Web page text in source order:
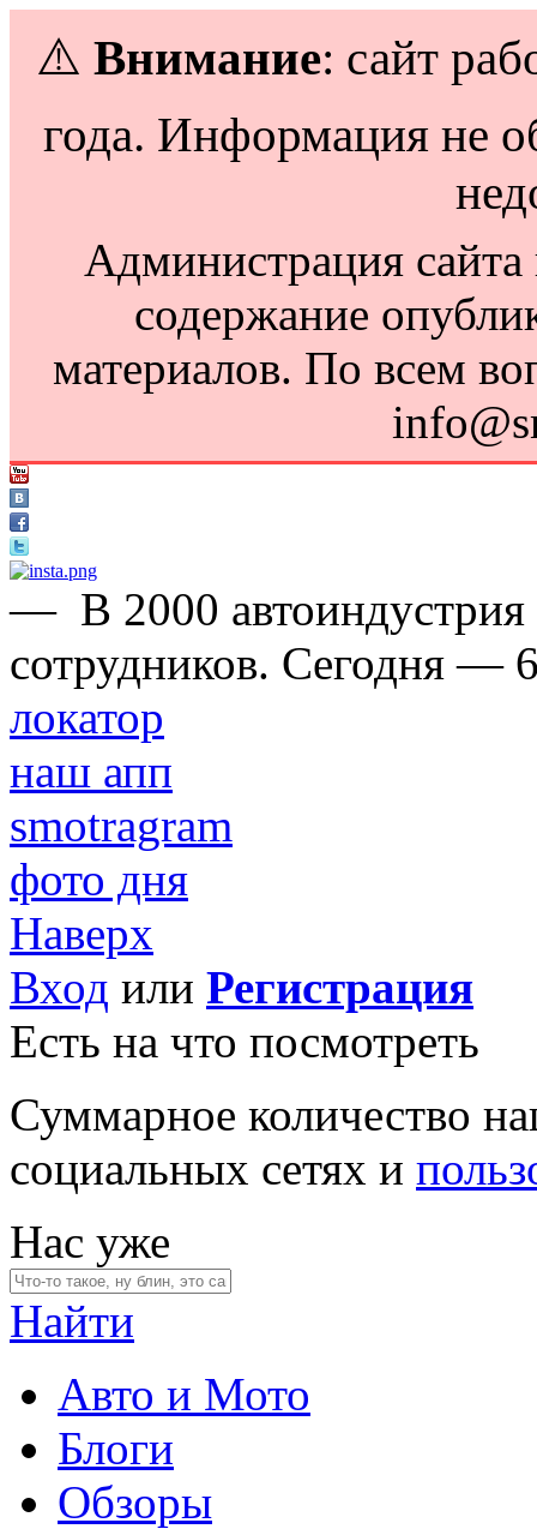
⚠️ Внимание: сайт
года. Информация не
Администрация сайта
содержание
материалов. По всем
— В 2000
сотрудников. Сегодня —
локатор
наш апп
smotragram
фото дня
Наверх
Вход или Регистрация
Есть на что посмотреть
Суммарное количество
социальных сетях и
Нас уже
Найти
Авто и Мото
Блоги
Обзоры